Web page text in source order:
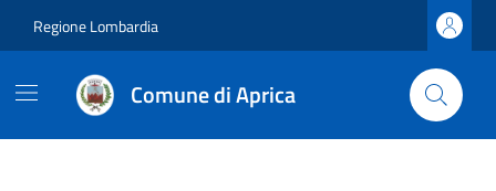
Regione Lombardia
Comune di Aprica